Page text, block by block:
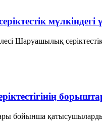
мүлкiндегi
Шаруашылық
бойынша